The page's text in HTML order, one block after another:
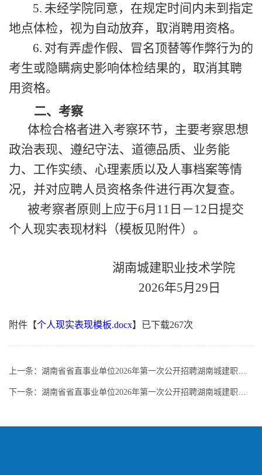
5. 未经学院同意，在规定时间内未到指定
地点体检，视为自动放弃，取消聘用资格。
6. 对有弄虚作假、冒名顶替等作弊行为的
考生或隐瞒病史影响体检结果的，取消其聘
用资格。
二、 考察
体检合格者进入考察环节，主要考察思想
政治表现、遵纪守法、道德品质、业务能
力、工作实绩、心理素质以及人事档案等情
况，并对应聘人员资格条件进行再次复查。
被考察者原则上应于6月 11 日－ 12 日提交
个人现实表现材料（模板见附件）。
湖南城建职业技术学院
2026年5月 29 日
附件【个人现实表现模板.docx】已下载267次
上一条： 湖南省省直事业单位2026年第一次公开招聘湖南城建职业技术学院辅导员6岗递补入围体检、考察人员的公告
下一条： 湖南省省直事业单位2026年第一次公开招聘湖南城建职业技术学院综合成绩及入围体检、考察人员名单公示